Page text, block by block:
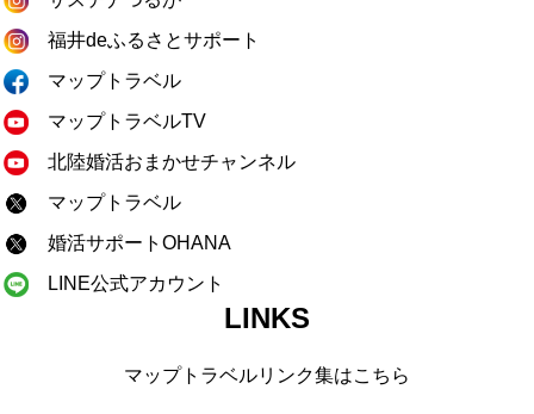
福井deふるさとサポート
マップトラベル
マップトラベルTV
北陸婚活おまかせチャンネル
マップトラベル
婚活サポートOHANA
LINE公式アカウント
LINKS
マップトラベルリンク集はこちら